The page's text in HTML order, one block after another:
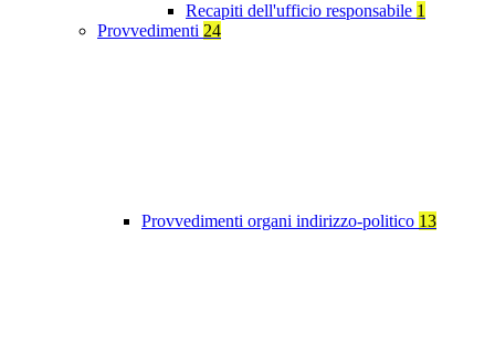
Recapiti dell'ufficio responsabile 1
Provvedimenti 24
Provvedimenti organi indirizzo-politico 13